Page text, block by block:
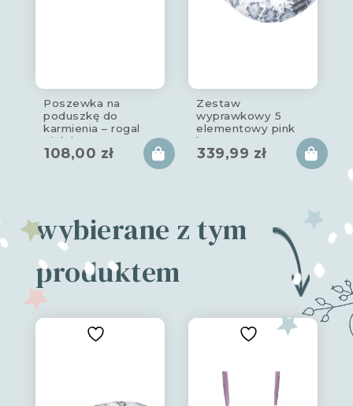
Poszewka na
poduszkę do
karmienia – rogal
pink berry
108,00 zł
Zestaw
wyprawkowy 5
elementowy pink
berry
339,99 zł
wybierane z tym
produktem